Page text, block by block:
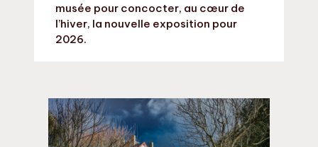
musée pour concocter, au cœur de
l’hiver, la nouvelle exposition pour
2026.